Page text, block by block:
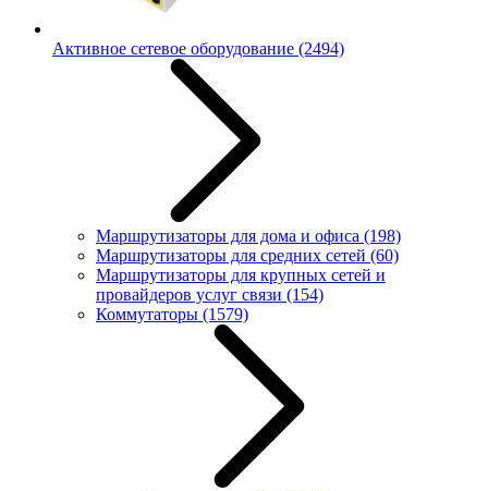
Активное сетевое оборудование (2494)
Маршрутизаторы для дома и офиса (198)
Маршрутизаторы для средних сетей (60)
Маршрутизаторы для крупных сетей и
провайдеров услуг связи (154)
Коммутаторы (1579)